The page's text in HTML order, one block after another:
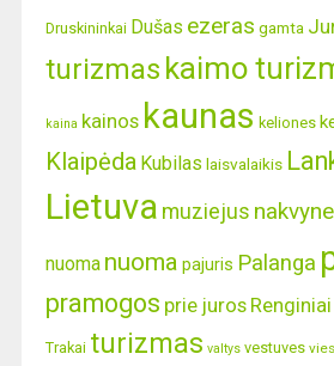
Druskininkai Dušas ezeras gamta
turizmas kaimo
kaina kainos kaunas keliones
Klaipėda Kubilas laisvalaikis
Lietuva muziejus nakvyne
nuoma nuoma pajuris Palanga
pramogos prie juros Renginiai
Trakai turizmas valtys vestuves